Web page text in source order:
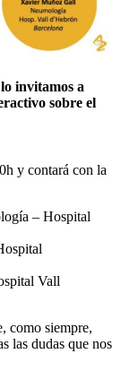
invitamos a
sobre el
y contará con la
– Hospital
Vall
como siempre,
las dudas que nos